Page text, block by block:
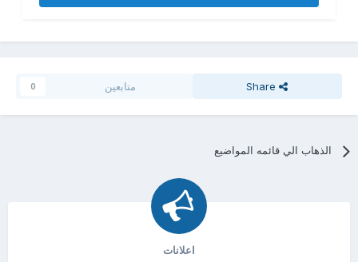
Share متابعين 0
الذهاب الي قائمه المواضيع
اعلانات